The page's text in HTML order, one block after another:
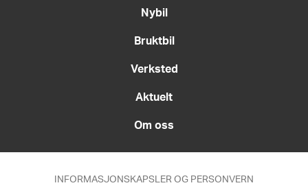
Nybil
Bruktbil
Verksted
Aktuelt
Om oss
INFORMASJONSKAPSLER OG PERSONVERN